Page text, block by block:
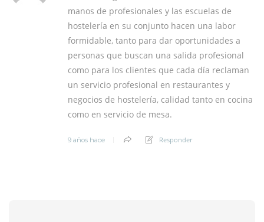
manos de profesionales y las escuelas de
hostelería en su conjunto hacen una labor
formidable, tanto para dar oportunidades a
personas que buscan una salida profesional
como para los clientes que cada día reclaman
un servicio profesional en restaurantes y
negocios de hostelería, calidad tanto en cocina
como en servicio de mesa.
9 años hace Responder